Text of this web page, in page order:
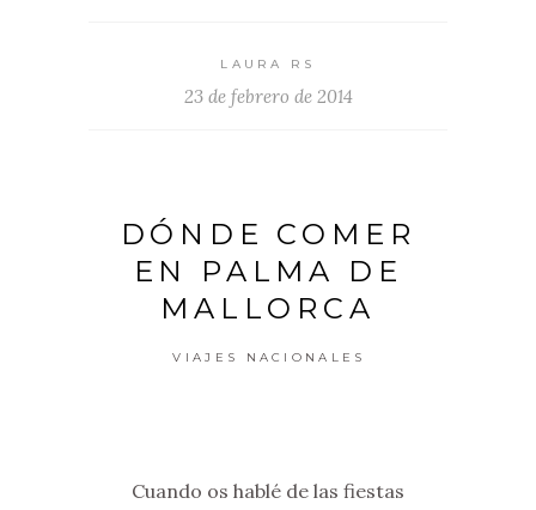
LAURA RS
23 de febrero de 2014
DÓNDE COMER
EN PALMA DE
MALLORCA
VIAJES NACIONALES
Cuando os hablé de las fiestas